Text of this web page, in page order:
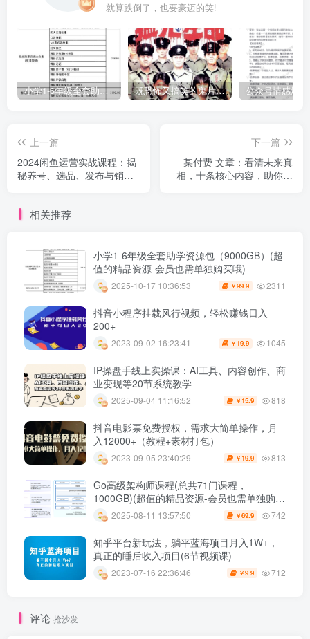
就算跌倒了，也要豪迈的笑!
小学1-6年级全套助学资源包（9000GB）(超值的精品资源-会员也需单独购买哦) 既恐怖又搞笑的鬼片（10部猛鬼恐怖片都是喜剧片）
上一篇
2024闲鱼运营实战课程：揭
秘养号、选品、发布与销售
下一篇
某付费 文章：看清未来真
相，十条核心内容，助你洞
相关推荐
小学1-6年级全套助学资源包（9000GB）(超
值的精品资源-会员也需单独购买哦)
2025-10-17 10:36:53 ￥99.9 2311
抖音小程序挂载风行视频，轻松赚钱日入
200+
2023-09-02 16:23:41 ￥ 19.9 1045
IP操盘手线上实操课：AI工具、内容创作、商
业变现等20节系统教学
2025-09-04 11:16:52 ￥ 15.9 818
抖音电影票免费授权，需求大简单操作，月
入12000+（教程+素材打包）
2023-09-05 23:40:29 ￥ 19.9 813
Go高级架构师课程(总共71门课程，
1000GB)(超值的精品资源-会员也需单独购买
哦)
2025-08-11 13:57:50 ￥69.9 742
知乎平台新玩法，躺平蓝海项目月入1W+，
真正的睡后收入项目(6节视频课)
2023-07-16 22:36:46 ￥9.9 712
评论 抢沙发